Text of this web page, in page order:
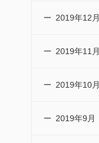
2019年12月
2019年11月
2019年10月
2019年9月